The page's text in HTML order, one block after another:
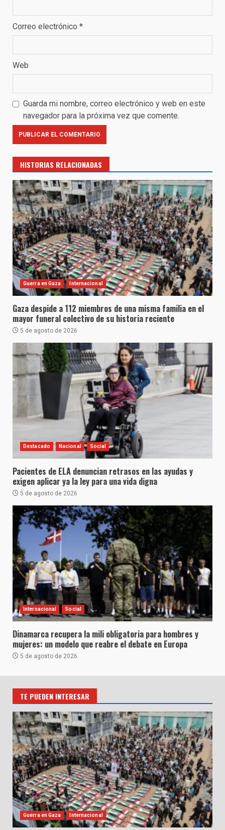
Correo electrónico *
Web
Guarda mi nombre, correo electrónico y web en este
navegador para la próxima vez que comente.
HISTORIAS RELACIONADAS
Guerra en Gaza Internacional
Gaza despide a 112 miembros de una misma familia en el
mayor funeral colectivo de su historia reciente
5 de agosto de 2026
Destacado Nacional Social
Pacientes de ELA denuncian retrasos en las ayudas y
exigen aplicar ya la ley para una vida digna
5 de agosto de 2026
Internacional Social
Dinamarca recupera la mili obligatoria para hombres y
mujeres: un modelo que reabre el debate en Europa
5 de agosto de 2026
TE PUEDEN INTERESAR
Guerra en Gaza Internacional